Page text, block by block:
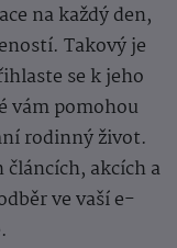
na každý den,
Takový je
se k jeho
vám pomohou
rodinný život.
akcích a
ve vaší e-